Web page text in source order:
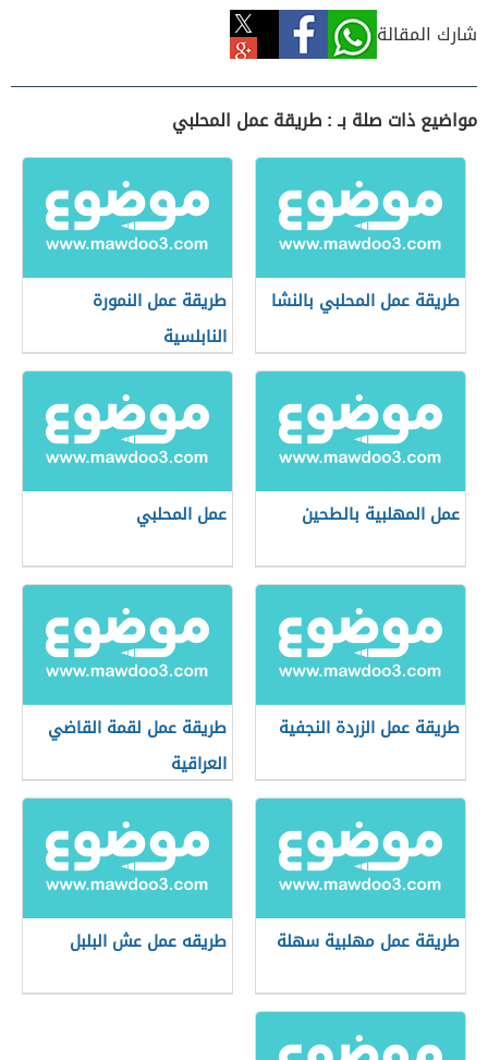
شارك المقالة
مواضيع ذات صلة بـ : طريقة عمل المحلبي
طريقة عمل المحلبي بالنشا
طريقة عمل النمورة
النابلسية
عمل المهلبية بالطحين عمل المحلبي
طريقة عمل الزردة النجفية
طريقة عمل لقمة القاضي
العراقية
طريقة عمل مهلبية سهلة طريقه عمل عش البلبل